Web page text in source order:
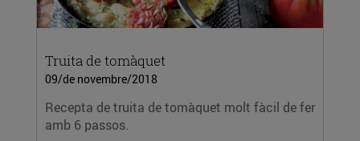
Truita de tomàquet
09/de novembre/2018
Recepta de truita de tomàquet molt fàcil de fer
amb 6 passos.